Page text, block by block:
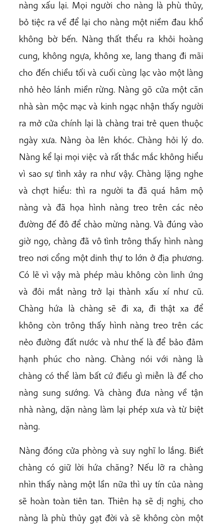
nàng xấu lại. Mọi người cho nàng là phù thủy,
bỏ tiệc ra về để lại cho nàng một niềm đau khổ
không bờ bến. Nàng thất thểu ra khỏi hoàng
cung, không ngựa, không xe, lang thang đi mãi
cho đến chiều tối và cuối cùng lạc vào một làng
nhỏ hẻo lánh miền rừng. Nàng gõ cửa một căn
nhà sàn mộc mạc và kinh ngạc nhận thấy người
ra mở cửa chính lại là chàng trai trẻ quen thuộc
ngày xưa. Nàng òa lên khóc. Chàng hỏi lý do.
Nàng kể lại mọi việc và rất thắc mắc không hiểu
vì sao sự tình xảy ra như vậy. Chàng lặng nghe
và chợt hiểu: thì ra người ta đã quá hâm mộ
nàng và đã họa hình nàng treo trên các nẻo
đường đế đô để chào mừng nàng. Và đúng vào
giờ ngọ, chàng đã vô tình trông thấy hình nàng
treo nơi cổng một dinh thự to lớn ở địa phương.
Có lẽ vì vậy mà phép màu không còn linh ứng
và đôi mắt nàng trở lại thành xấu xí như cũ.
Chàng hứa là chàng sẽ đi xa, đi thật xa để
không còn trông thấy hình nàng treo trên các
nẻo đường đất nước và như thế là để bảo đảm
hạnh phúc cho nàng. Chàng nói với nàng là
chàng có thể làm bất cứ điều gì miễn là để cho
nàng sung sướng. Và chàng đưa nàng về tận
nhà nàng, dặn nàng làm lại phép xưa và từ biệt
nàng.
Nàng đóng cửa phòng và suy nghĩ lo lắng. Biết
chàng có giữ lời hứa chăng? Nếu lỡ ra chàng
nhìn thấy nàng một lần nữa thì uy tín của nàng
sẽ hoàn toàn tiên tan. Thiên hạ sẽ dị nghị, cho
nàng là phù thủy gạt đời và sẽ không còn một